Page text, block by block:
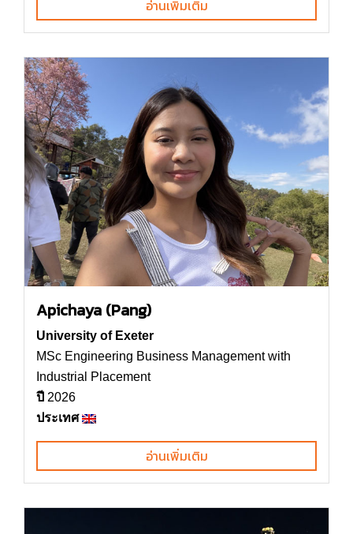
อ่านเพิ่มเติม
Apichaya (Pang)
University of Exeter
MSc Engineering Business Management with
Industrial Placement
ปี 2026
ประเทศ
อ่านเพิ่มเติม